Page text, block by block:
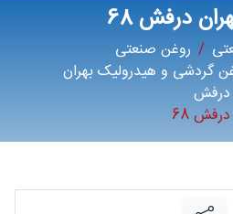
درفش 68
روغن صنعتی
گردشی و هیدرولیک بهران
درفش
68